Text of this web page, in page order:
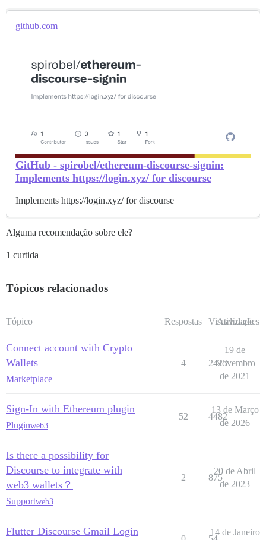
github.com
GitHub - spirobel/ethereum-discourse-signin:
Implements https://login.xyz/ for discourse
Implements https://login.xyz/ for discourse
Alguma recomendação sobre ele?
1 curtida
Tópicos relacionados
Tópico Respostas Visualizações
Atividade
Connect account with Crypto
Wallets
Marketplace
4 2423
19 de
Novembro
de 2021
Sign-In with Ethereum plugin
Pluginweb3
52 4482
13 de Março
de 2026
Is there a possibility for
Discourse to integrate with
web3 wallets？
Supportweb3
2 875
20 de Abril
de 2023
Flutter Discourse Gmail Login 14 de Janeiro